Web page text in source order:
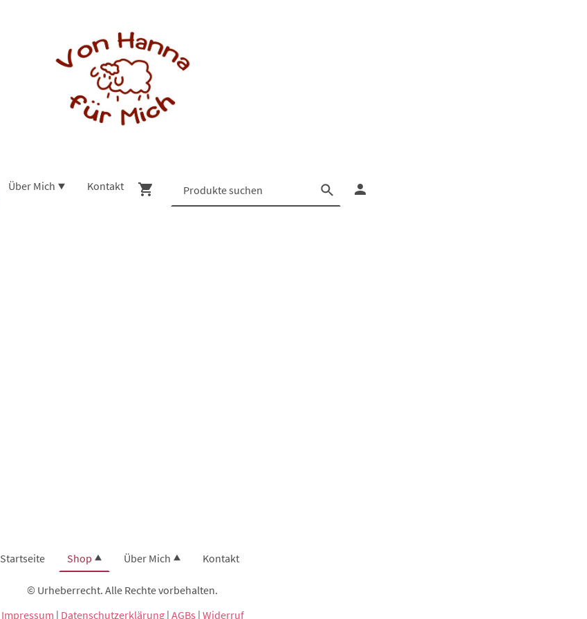
Über Mich Kontakt
Startseite Shop Über Mich Kontakt
© Urheberrecht. Alle Rechte vorbehalten.
Impressum | Datenschutzerklärung| AGBs | Widerruf